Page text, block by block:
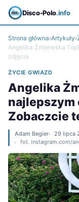
Disco-Polo.info
Strona główna›Artykuły›
Angelika Żmijewska
zdjęcia
ŻYCIE GWIAZD
Angelika
najlepszym
Zobaczcie
Adam Begier 29 lipca
fot. instagram.com/